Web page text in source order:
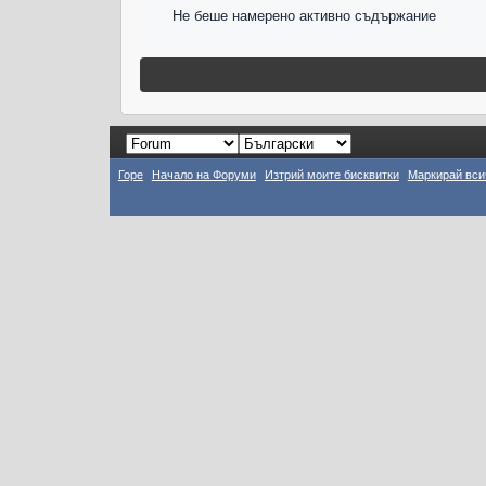
Не беше намерено активно съдържание
Горе Начало на Форуми Изтрий моите бисквитки Маркирай